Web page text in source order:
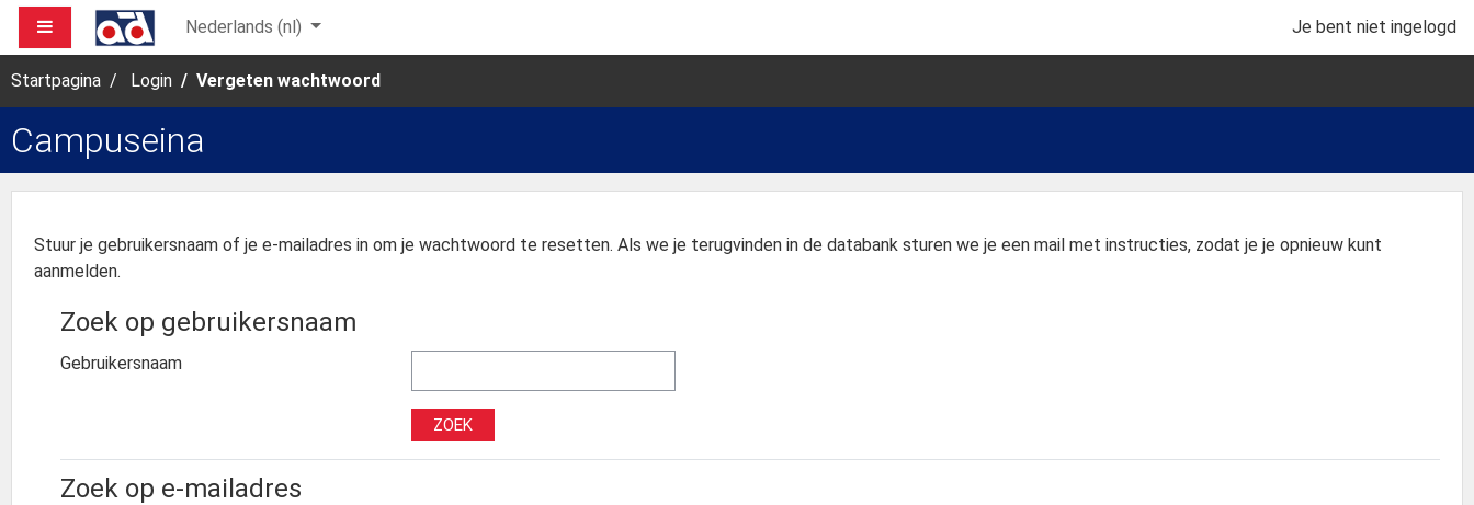
Ga naar hoofdinhoud
ZIJPANEEL Nederlands ‎(nl)‎ Je bent niet ingelogd
Startpagina Login Vergeten wachtwoord
Campuseina
Stuur je gebruikersnaam of je e-mailadres in om je wachtwoord te resetten. Als we je terugvinden in de databank sturen we je een mail met instructies, zodat je je opnieuw kunt
aanmelden.
Zoek op gebruikersnaam
Gebruikersnaam
Zoek op e-mailadres